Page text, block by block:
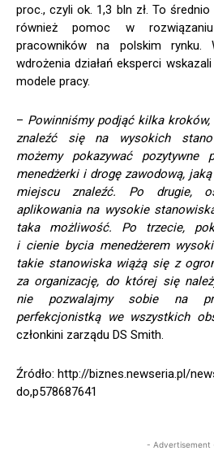
proc., czyli ok. 1,3 bln zł. To
również pomoc w
pracowników na polskim rynku.
wdrożenia działań eksperci
modele pracy.
– Powinniśmy podjąć kilka
znaleźć się na wysokich
możemy pokazywać pozytywne
menedżerki i drogę zawodową,
miejscu znaleźć. Po drugie,
aplikowania na wysokie
taka możliwość. Po trzecie,
i cienie bycia menedżerem
takie stanowiska wiążą się z
za organizację, do której się
nie pozwalajmy sobie na
perfekcjonistką we wszystkich
członkini zarządu DS Smith.
Źródło: http://biznes.newseria.pl/
do,p578687641
- Advertisement